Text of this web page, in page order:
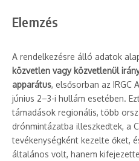
Elemzés
A rendelkezésre álló adatok
közvetlen vagy közvetlenül
apparátus, elsősorban az IRGC
június 2–3-i hullám esetében.
támadások regionális, több
drónmintázatba illeszkedtek, a
tevékenységként kezelte őket,
általános volt, hanem